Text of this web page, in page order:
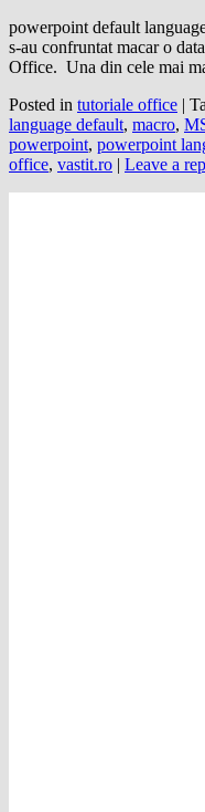
powerpoint default
s-au confruntat macar o
Office. Una din cele mai
Posted in tutoriale office |
language default, macro,
powerpoint, powerpoint
office, vastit.ro | Leave a